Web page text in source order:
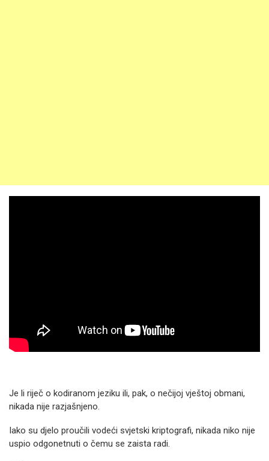
Je li riječ o kodiranom jeziku ili, pak, o nečijoj vještoj obmani,
nikada nije razjašnjeno.
Iako su djelo proučili vodeći svjetski kriptografi, nikada niko nije
uspio odgonetnuti o čemu se zaista radi.